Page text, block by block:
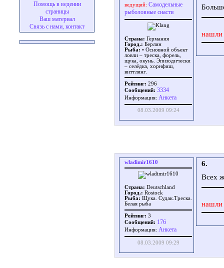
Помощь в ведении
страницы
Ваш материал
Связь с нами, контакт
ведущий: Самодельные
рыболовные снасти
Страна: Германия
Город.: Берлин
Рыба: • Основной объект
ловли – треска, форель,
щука, окунь. Эпизодически
– селёдка, хорнфиш,
виттлинг.
Рейтинг: 296
Сообщений: 3334
Информация: Aнкета
08.03.2009 09:24
нашли
wladimir1610
Страна: Deutschland
Город.: Rostock
Рыба: Щука. Судак.Треска.
Белая рыба
Рейтинг: 3
Сообщений: 176
Информация: Aнкета
08.03.2009 09:29
6.
Всех
нашли